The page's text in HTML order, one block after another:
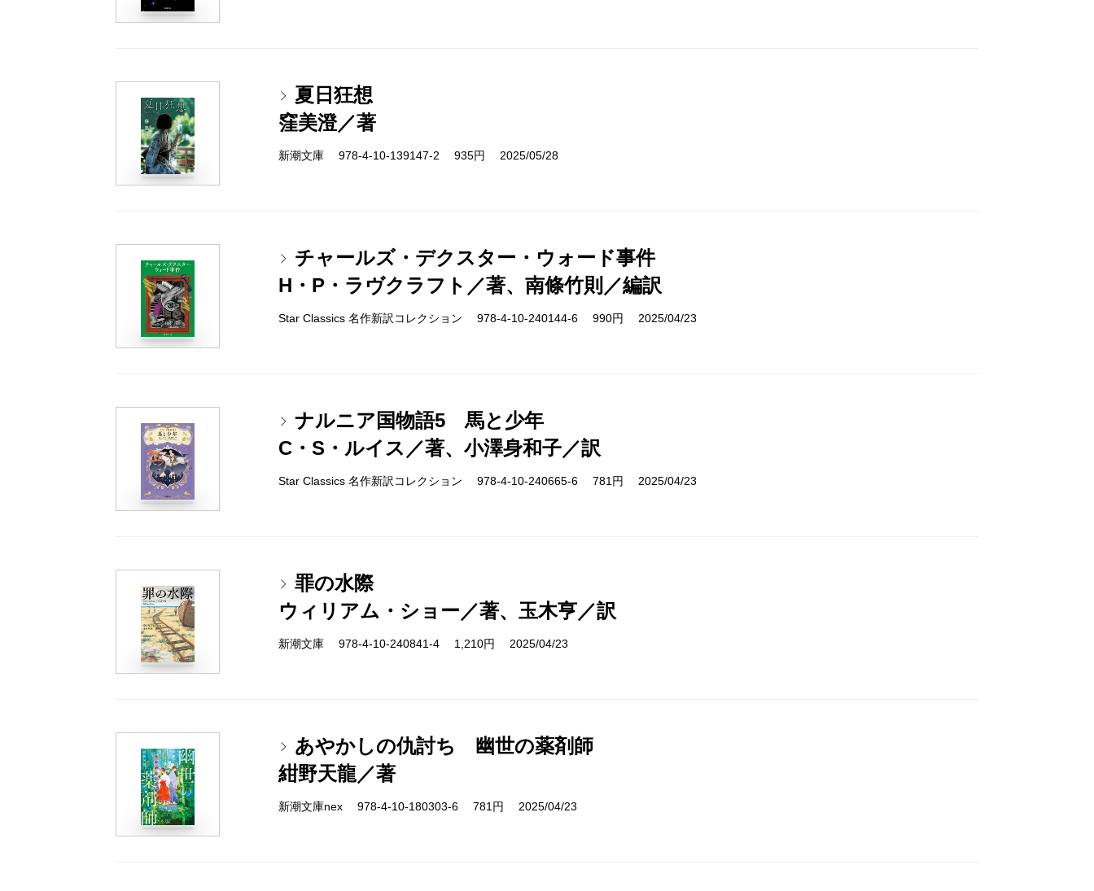
夏日狂想
窪美澄／著
新潮文庫 978-4-10-139147-2 935円 2025/05/28
チャールズ・デクスター・ウォード事件
H・P・ラヴクラフト／著、南條竹則／編訳
Star Classics 名作新訳コレクション 978-4-10-240144-6 990円 2025/04/23
ナルニア国物語5 馬と少年
C・S・ルイス／著、小澤身和子／訳
Star Classics 名作新訳コレクション 978-4-10-240665-6 781円 2025/04/23
罪の水際
ウィリアム・ショー／著、玉木亨／訳
新潮文庫 978-4-10-240841-4 1,210円 2025/04/23
あやかしの仇討ち 幽世の薬剤師
紺野天龍／著
新潮文庫nex 978-4-10-180303-6 781円 2025/04/23